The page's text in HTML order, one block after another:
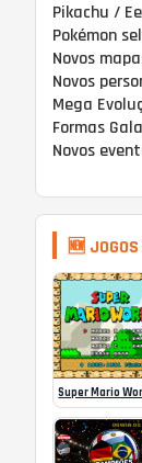
Pikachu /
Pokémon
Novos
Novos
Mega
Formas
Novos
🆕 JOGOS